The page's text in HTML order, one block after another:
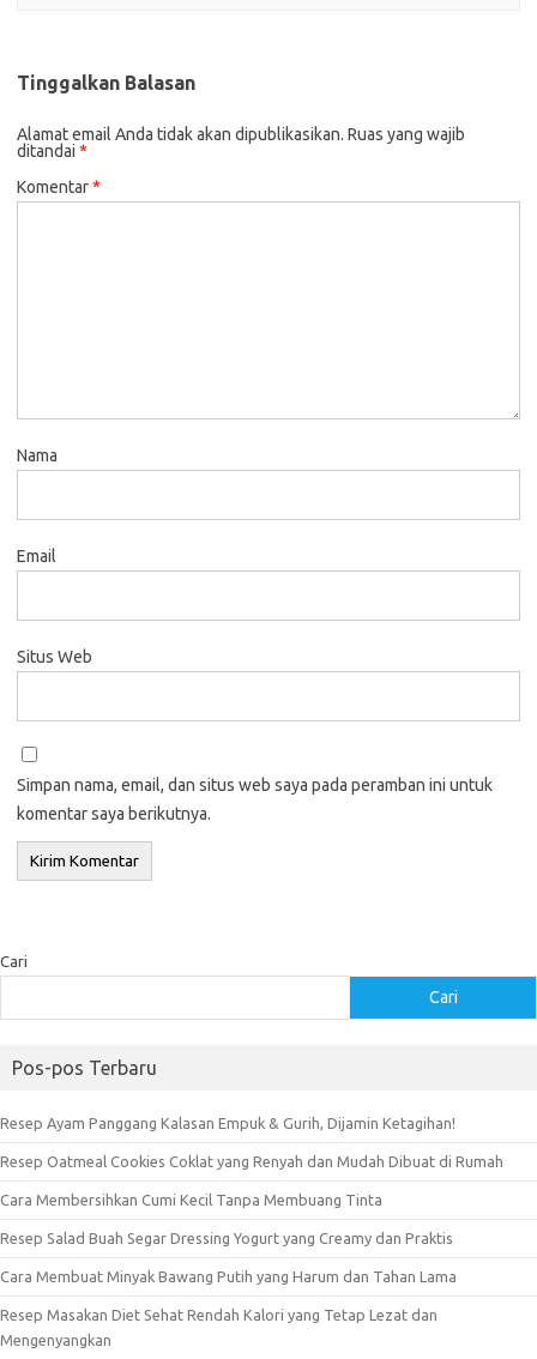
Tinggalkan Balasan
Alamat email Anda tidak akan dipublikasikan. Ruas yang wajib
ditandai *
Komentar*
Nama
Email
Situs Web
Simpan nama, email, dan situs web saya pada peramban ini untuk
komentar saya berikutnya.
Cari
Cari
Pos-pos Terbaru
Resep Ayam Panggang Kalasan Empuk & Gurih, Dijamin Ketagihan!
Resep Oatmeal Cookies Coklat yang Renyah dan Mudah Dibuat di Rumah
Cara Membersihkan Cumi Kecil Tanpa Membuang Tinta
Resep Salad Buah Segar Dressing Yogurt yang Creamy dan Praktis
Cara Membuat Minyak Bawang Putih yang Harum dan Tahan Lama
Resep Masakan Diet Sehat Rendah Kalori yang Tetap Lezat dan
Mengenyangkan